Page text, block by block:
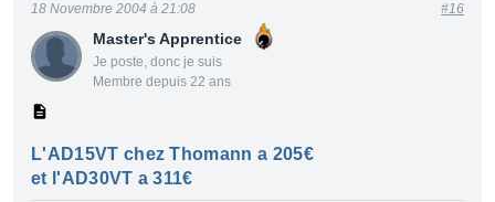
Master's Apprentice
Je poste, donc je suis
Membre depuis 22 ans
18 Novembre 2004 à 21:08 #16
L'AD15VT chez Thomann a 205€
et l'AD30VT a 311€